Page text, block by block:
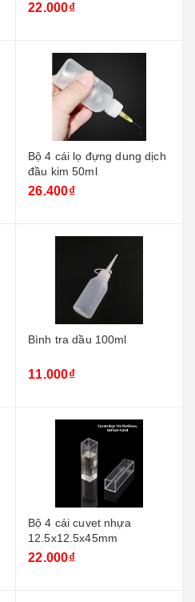
22.000₫
Bộ 4 cái lọ đựng dung dịch
đầu kim 50ml
26.400₫
Bình tra dầu 100ml
11.000₫
Bộ 4 cái cuvet nhựa
12.5x12.5x45mm
22.000₫